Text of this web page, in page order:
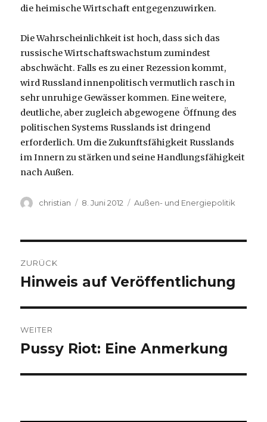
die heimische Wirtschaft entgegenzuwirken.
Die Wahrscheinlichkeit ist hoch, dass sich das
russische Wirtschaftswachstum zumindest
abschwächt. Falls es zu einer Rezession kommt,
wird Russland innenpolitisch vermutlich rasch in
sehr unruhige Gewässer kommen. Eine weitere,
deutliche, aber zugleich abgewogene Öffnung des
politischen Systems Russlands ist dringend
erforderlich. Um die Zukunftsfähigkeit Russlands
im Innern zu stärken und seine Handlungsfähigkeit
nach Außen.
Autor
christian
Veröffentlicht
8. Juni 2012 Kategorien
Außen- und Energiepolitik
ZURÜCK
Vorheriger
Hinweis auf Veröffentlichung
WEITER
Nächster
Pussy Riot: Eine Anmerkung